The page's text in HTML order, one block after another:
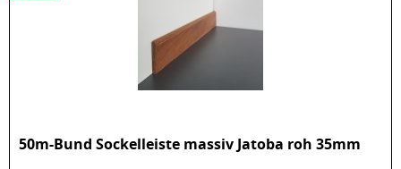
50m-Bund Sockelleiste massiv Jatoba roh 35mm